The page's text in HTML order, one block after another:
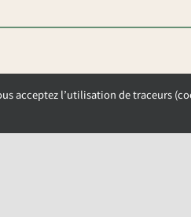
acceptez l’utilisation de traceurs